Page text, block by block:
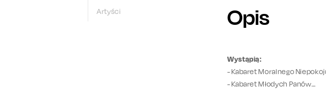
Artyści Opis
Wystąpią:
- Kabaret Moralnego
- Kabaret Młodych Panów